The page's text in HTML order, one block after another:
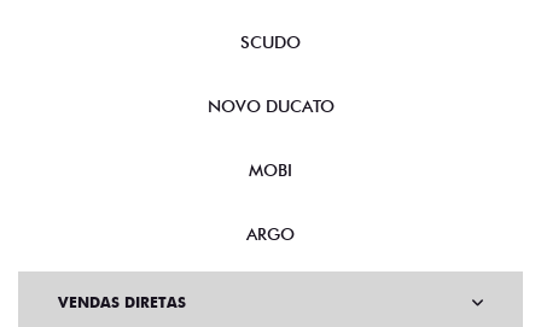
SCUDO
NOVO DUCATO
MOBI
ARGO
VENDAS DIRETAS